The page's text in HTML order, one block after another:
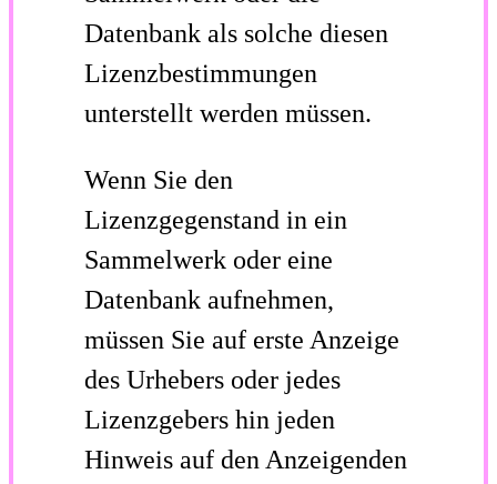
Datenbank als solche diesen
Lizenzbestimmungen
unterstellt werden müssen.
Wenn Sie den
Lizenzgegenstand in ein
Sammelwerk oder eine
Datenbank aufnehmen,
müssen Sie auf erste Anzeige
des Urhebers oder jedes
Lizenzgebers hin jeden
Hinweis auf den Anzeigenden